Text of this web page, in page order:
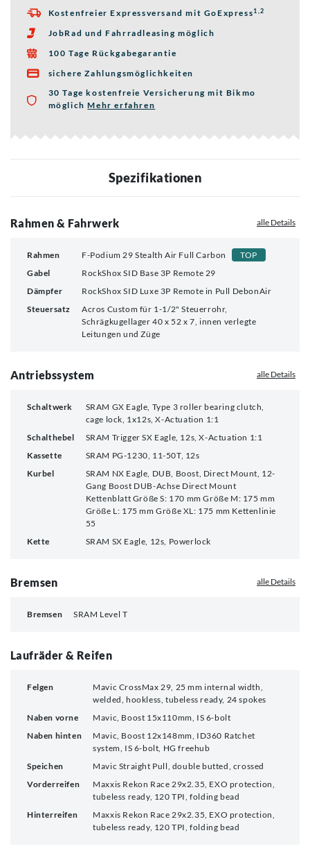
 Kostenfreier Expressversand mit GoExpress1,2
 JobRad und Fahrradleasing möglich
 100 Tage Rückgabegarantie

sichere Zahlungsmöglichkeiten
30 Tage kostenfreie Versicherung mit Bikmo
möglichMehr erfahren
Spezifikationen
Rahmen & Fahrwerk alle Details
Rahmen F-Podium 29 Stealth Air Full Carbon
TOP
Gabel
RockShox SID Base 3P Remote 29
Dämpfer
RockShox SID Luxe 3P Remote in Pull DebonAir
Steuersatz
Acros Custom für 1-1/2" Steuerrohr,
Schrägkugellager 40 x 52 x 7, innen verlegte
Leitungen und Züge
Antriebssystem alle Details
Schaltwerk
SRAM GX Eagle, Type 3 roller bearing clutch,
cage lock, 1x12s, X-Actuation 1:1
Schalthebel
SRAM Trigger SX Eagle, 12s, X-Actuation 1:1
Kassette
SRAM PG-1230, 11-50T, 12s
Kurbel
SRAM NX Eagle, DUB, Boost, Direct Mount, 12-
Gang Boost DUB-Achse Direct Mount
Kettenblatt Größe S: 170 mm Größe M: 175 mm
Größe L: 175 mm Größe XL: 175 mm Kettenlinie
55
Kette
SRAM SX Eagle, 12s, Powerlock
Bremsen alle Details
Bremsen SRAM Level T
Laufräder & Reifen
Felgen
Mavic CrossMax 29, 25 mm internal width,
welded, hookless, tubeless ready, 24 spokes
Naben vorne
Mavic, Boost 15x110mm, IS 6-bolt
Naben hinten
Mavic, Boost 12x148mm, ID360 Ratchet
system, IS 6-bolt, HG freehub
Speichen
Mavic Straight Pull, double butted, crossed
Vorderreifen
Maxxis Rekon Race 29x2.35, EXO protection,
tubeless ready, 120 TPI, folding bead
Hinterreifen
Maxxis Rekon Race 29x2.35, EXO protection,
tubeless ready, 120 TPI, folding bead